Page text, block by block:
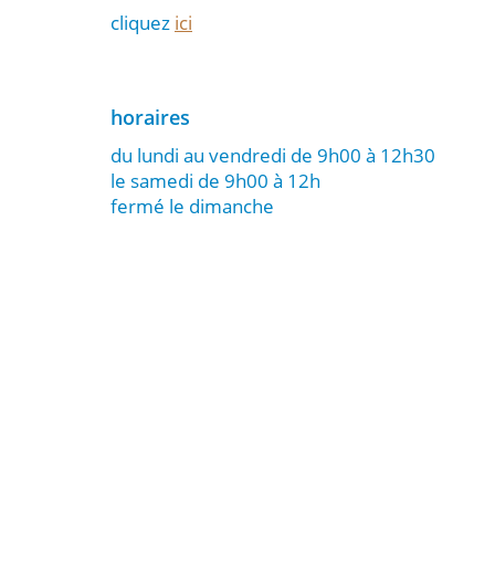
cliquez ici
horaires
du lundi au vendredi de 9h00 à 12h30
le samedi de 9h00 à 12h
fermé le dimanche